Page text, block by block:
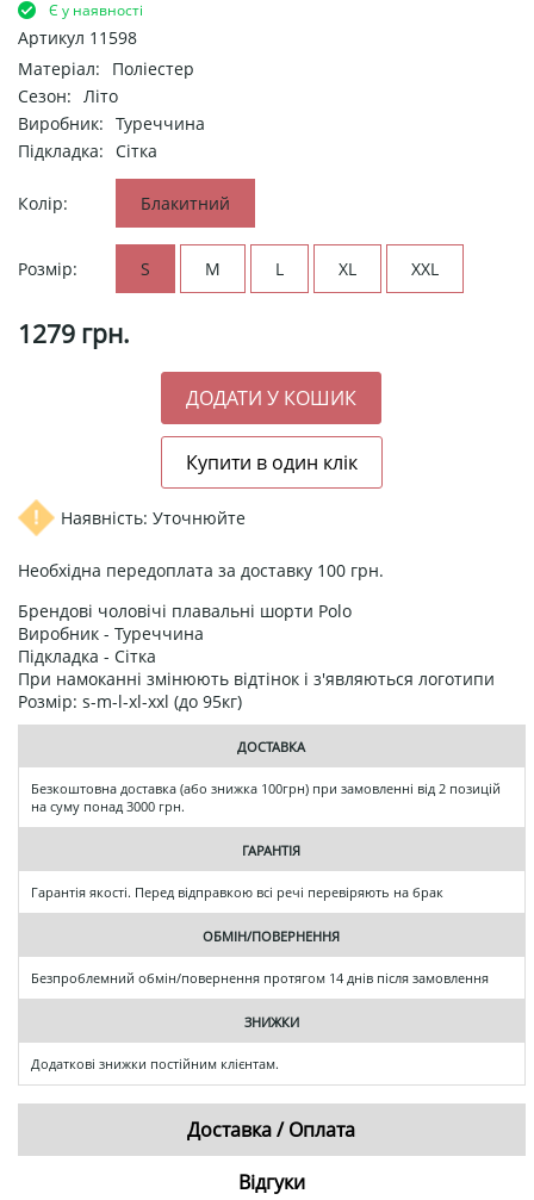
Є у наявності
Артикул 11598
Матеріал:
Поліестер
Сезон:
Літо
Виробник: Туреччина
Підкладка: Сітка
Колір: Блакитний
Розмір: S M L XL XXL
1279 грн.
Наявність: Уточнюйте
Необхідна передоплата за доставку 100 грн.
Брендові чоловічі плавальні шорти Polo
Виробник - Туреччина
Підкладка - Сітка
При намоканні змінюють відтінок і з'являються логотипи
Розмір: s-m-l-xl-xxl (до 95кг)
ДОСТАВКА
Безкоштовна доставка (або знижка 100грн) при замовленні від 2 позицій
на суму понад 3000 грн.
ГАРАНТІЯ
Гарантія якості. Перед відправкою всі речі перевіряють на брак
ОБМІН/ПОВЕРНЕННЯ
Безпроблемний обмін/повернення протягом 14 днів після замовлення
ЗНИЖКИ
Додаткові знижки постійним клієнтам.
Доставка / Оплата
Відгуки